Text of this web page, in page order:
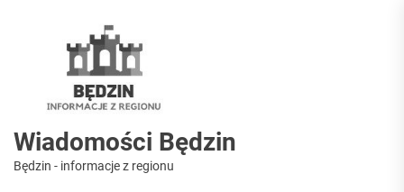
Wiadomości Będzin
Będzin - informacje z regionu